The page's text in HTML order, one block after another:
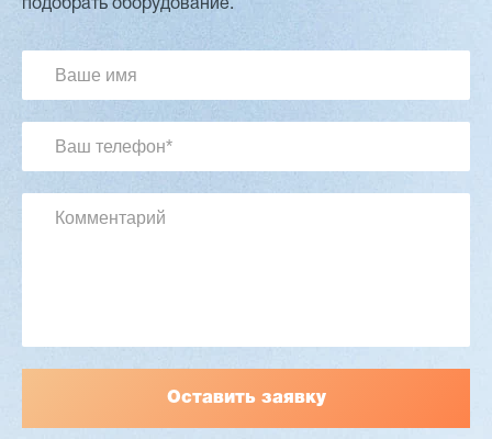
2 854 839 ₽
Артикул: 2497
Станок проходного типа
подобрать оборудование.